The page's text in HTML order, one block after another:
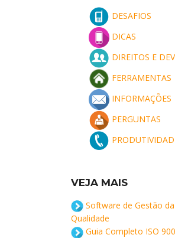
DESAFIOS
DICAS
DIREITOS E
FERRAMENTAS
INFORMAÇÕES
PERGUNTAS
VEJA MAIS
Software de Gestão da
Qualidade
Guia Completo ISO